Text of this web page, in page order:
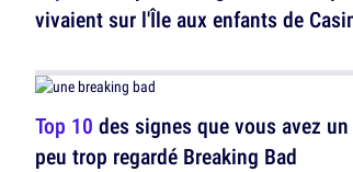
vivaient sur l'Île aux enfants de
Top 10 des signes que vous avez un
peu trop regardé Breaking Bad